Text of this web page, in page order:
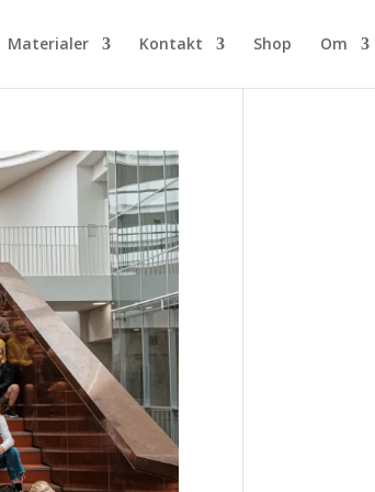
Materialer Kontakt Shop Om